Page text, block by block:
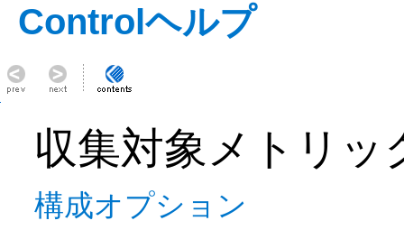
Controlヘルプ
収集対象メトリッ
構成オプション